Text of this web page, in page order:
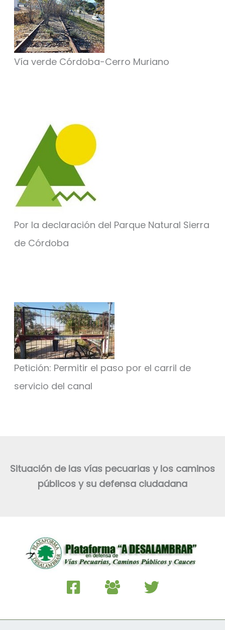
Vía verde Córdoba-Cerro Muriano
Por la declaración del Parque Natural Sierra
de Córdoba
Petición: Permitir el paso por el carril de
servicio del canal
Situación de las vías pecuarias y los caminos
públicos y su defensa ciudadana